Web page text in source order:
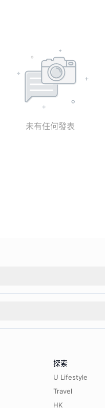
未有任何發表
探索
U Lifestyle
Travel
HK